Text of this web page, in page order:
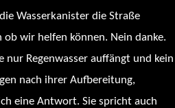
Wasserkanister die Straße
wir helfen können. Nein danke.
nur Regenwasser auffängt und kein
nach ihrer Aufbereitung,
eine Antwort. Sie spricht auch